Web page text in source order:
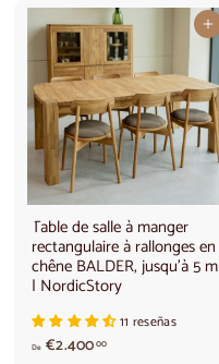
8
5
0
,
0
0
Ajouter au panier
Table de salle à manger
rectangulaire à rallonges en
chêne BALDER, jusqu'à 5 m
| NordicStory
11 reseñas
De €2.40000A